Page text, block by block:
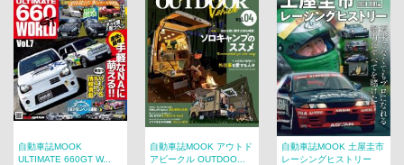
自動車誌MOOK
ULTIMATE 660GT W...
自動車誌MOOK アウトド
アビークル OUTDOO...
自動車誌MOOK 土屋圭市
レーシングヒストリー